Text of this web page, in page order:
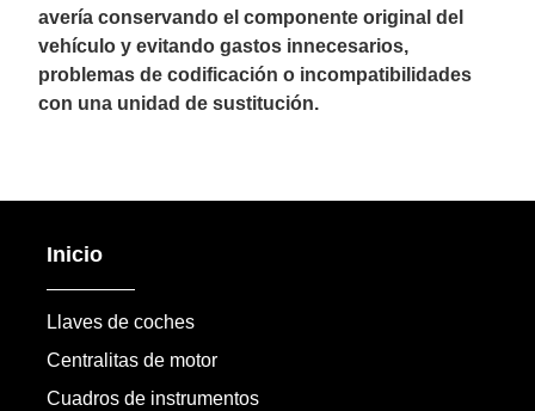
avería conservando el componente original del
vehículo y evitando gastos innecesarios,
problemas de codificación o incompatibilidades
con una unidad de sustitución.
Inicio
Llaves de coches
Centralitas de motor
Cuadros de instrumentos